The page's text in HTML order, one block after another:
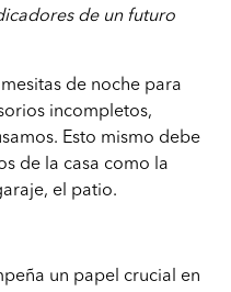
de un futuro
de noche para
incompletos,
Esto mismo debe
de la casa como la
el patio.
un papel crucial en